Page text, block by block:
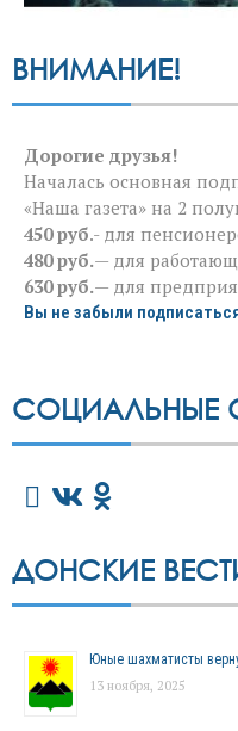
ВНИМАНИЕ!
Дорогие друзья!
Началась основная
«Наша газета» на 2
450 руб.- для
480 руб.— для
630 руб.— для
Вы не забыли
СОЦИАЛЬНЫЕ
ДОНСКИЕ
Юные шахматисты
13 ноября, 2025